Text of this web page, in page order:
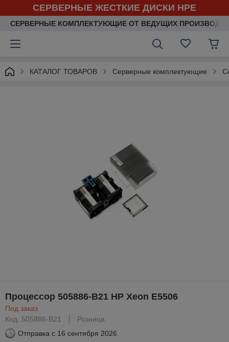
СЕРВЕРНЫЕ ЖЕСТКИЕ ДИСКИ HPE
СЕРВЕРНЫЕ КОМПЛЕКТУЮЩИЕ ОТ ВЕДУЩИХ
КАТАЛОГ ТОВАРОВ Серверные комплектующие
Процессор 505886-B21 HP Xeon E5506
Под заказ
Код: 505886-B21
Розница
Отправка с 16 сентября 2026